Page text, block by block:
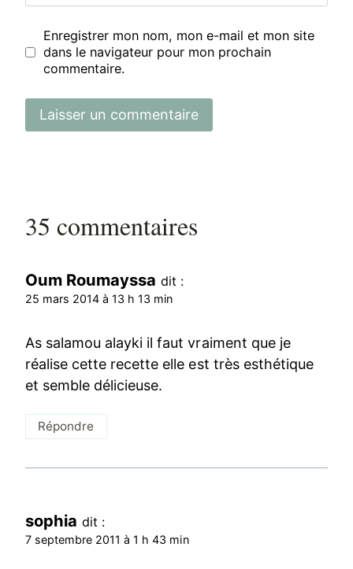
Enregistrer mon nom, mon e-mail et mon site
dans le navigateur pour mon prochain
commentaire.
35 commentaires
Oum Roumayssa dit :
25 mars 2014 à 13 h 13 min
As salamou alayki il faut vraiment que je
réalise cette recette elle est très esthétique
et semble délicieuse.
Répondre
sophia dit :
7 septembre 2011 à 1 h 43 min